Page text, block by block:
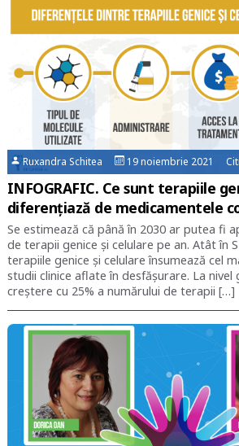
Ruxandra Schitea 19 noiembrie 2021
INFOGRAFIC. Ce sunt terapiile
diferențiază de medicamentele
Se estimează că până în 2030 ar putea fi
de terapii genice și celulare pe an. Atât în
terapiile genice și celulare însumează cel
studii clinice aflate în desfășurare. La nivel
creștere cu 25% a numărului de terapii […]